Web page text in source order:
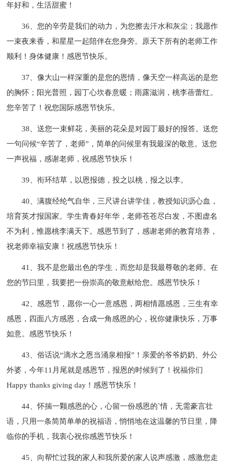
年好和，生活甜蜜！
36、您的辛劳是我们的动力，为您擦去汗水和灰尘；我愿作
一束夜来香，和星星一起陪伴在您身旁。原天下所有的老师工作
顺利！身体健康！感恩节快乐。
37、像大山一样深重的是您的恩情，像天空一样高远的是您
的胸怀；阳光普照，园丁心坎春意暖；雨露滋润，桃李蓓蕾红。
您辛苦了！祝您国际感恩节快乐。
38、送您一束鲜花，美丽的花朵是对园丁最好的报答。送您
一句问候“辛苦了，老师”，简单的问候里有我最深的敬意。送您
一声祝福，感谢老师，祝感恩节快乐！
39、衔环结草，以恩报德，投之以桃，报之以李。
40、满腹经纶气自华，三尺讲台讲学佳，教授知识沥心血，
培育英才报国家。学生青春好年华，老师苍苍尽白发，不图虚名
不为利，惟愿桃李满天下。感恩节到了，感谢老师的教育培养，
祝老师幸福安康！祝感恩节快乐！
41、我不是您最出色的学生，而您却是我最尊敬的老师。在
您的节曰里，我要把一份崇高的敬意献给您。感恩节快乐！
42、感恩节，愿你一心一意感恩，两相情愿感恩，三生有幸
感恩，四面八方感恩，合成一角感恩的心，祝你健康快乐，万事
如意。感恩节快乐！
43、俗话说“滴水之恩当涌泉相报”！亲爱的爷爷奶奶、外公
外婆，今年11月尾就是感恩节，报恩的时候到了！祝福你们
Happy thanks giving day！感恩节快乐！
44、怀揣一颗感恩的心，心留一份感恩的`情，无需豪言壮
语，只用一条简简单单的祝福语，悄悄地在这温馨的节日里，降
临你的手机，我衷心祝你感恩节快乐！
45、向帮忙过我的家人和我所爱的家人说声感激，感激您走